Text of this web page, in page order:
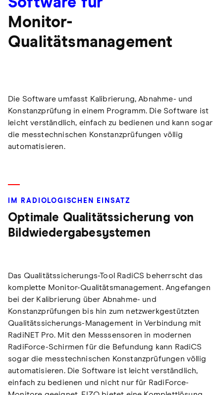
Monitor-
Qualitätsmanagement
Die Software umfasst Kalibrierung, Abnahme- und
Konstanzprüfung in einem Programm. Die Software ist
leicht verständlich, einfach zu bedienen und kann sogar
die messtechnischen Konstanzprüfungen völlig
automatisieren.
IM RADIOLOGISCHEN EINSATZ
Optimale Qualitätssicherung von
Bildwiedergabesystemen
Das Qualitätssicherungs-Tool RadiCS beherrscht das
komplette Monitor-Qualitätsmanagement. Angefangen
bei der Kalibrierung über Abnahme- und
Konstanzprüfungen bis hin zum netzwerkgestützten
Qualitätssicherungs-Management in Verbindung mit
RadiNET Pro. Mit den Messsensoren in modernen
RadiForce-Schirmen für die Befundung kann RadiCS
sogar die messtechnischen Konstanzprüfungen völlig
automatisieren. Die Software ist leicht verständlich,
einfach zu bedienen und nicht nur für RadiForce-